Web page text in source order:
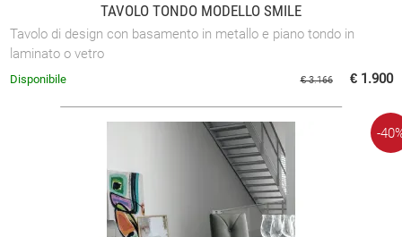
TAVOLO TONDO MODELLO SMILE
Tavolo di design con basamento in metallo e piano tondo in
laminato o vetro
€ 3.166 € 1.900
Disponibile
-